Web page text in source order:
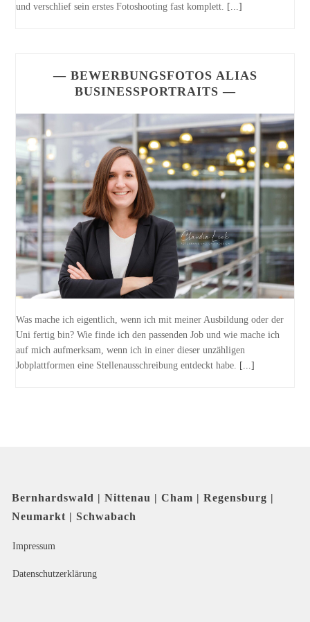
und verschlief sein erstes Fotoshooting fast komplett. [...]
— BEWERBUNGSFOTOS ALIAS
BUSINESSPORTRAITS —
Was mache ich eigentlich, wenn ich mit meiner Ausbildung oder der
Uni fertig bin? Wie finde ich den passenden Job und wie mache ich
auf mich aufmerksam, wenn ich in einer dieser unzähligen
Jobplattformen eine Stellenausschreibung entdeckt habe.
[...]
Bernhardswald | Nittenau | Cham | Regensburg |
Neumarkt | Schwabach
Impressum
Datenschutzerklärung